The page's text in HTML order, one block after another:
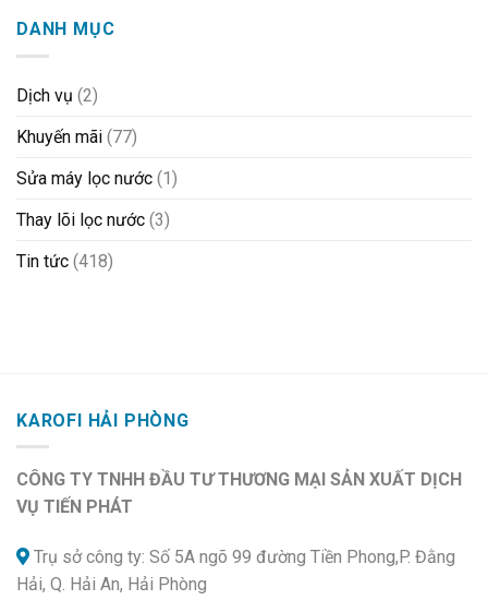
DANH MỤC
Dịch vụ (2)
Khuyến mãi (77)
Sửa máy lọc nước (1)
Thay lõi lọc nước (3)
Tin tức (418)
KAROFI HẢI PHÒNG
CÔNG TY TNHH ĐẦU TƯ THƯƠNG MẠI SẢN XUẤT DỊCH
VỤ TIẾN PHÁT
Trụ sở công ty: Số 5A ngõ 99 đường Tiền Phong,P. Đằng
Hải, Q. Hải An, Hải Phòng